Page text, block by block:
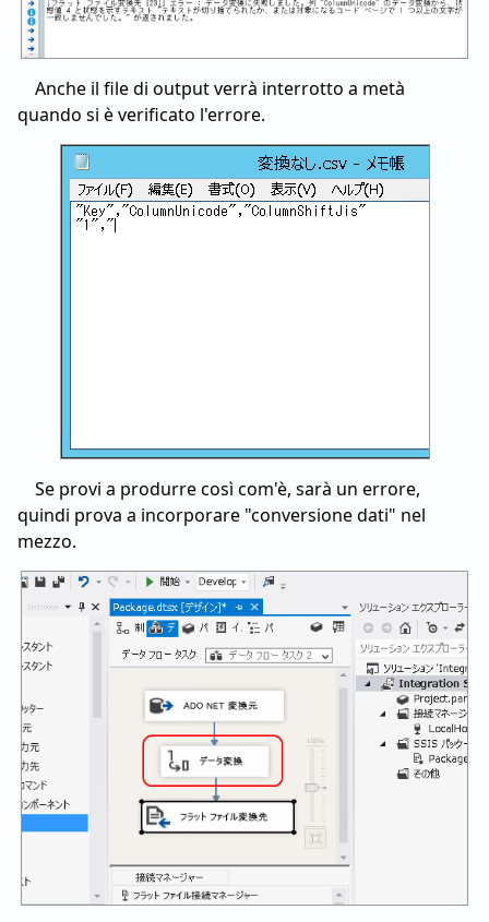
Anche il file di output verrà interrotto a metà
quando si è verificato l'errore.
Se provi a produrre così com'è, sarà un errore,
quindi prova a incorporare "conversione dati" nel
mezzo.